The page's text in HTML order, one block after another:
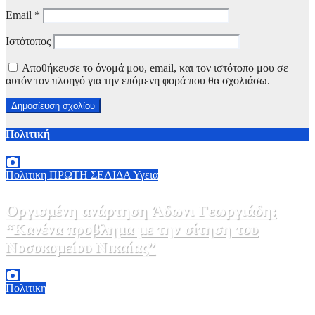
Email *
Ιστότοπος
Αποθήκευσε το όνομά μου, email, και τον ιστότοπο μου σε
αυτόν τον πλοηγό για την επόμενη φορά που θα σχολιάσω.
Πολιτική
Πολιτικη ΠΡΩΤΗ ΣΕΛΙΔΑ Υγεια
Οργισμένη ανάρτηση Άδωνι Γεωργιάδη:
“Κανένα προβλημα με την σίτηση του
Νοσοκομείου Νικαίας”
Πολιτικη